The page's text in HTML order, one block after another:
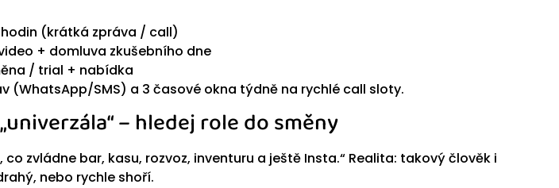
(krátká zpráva / call)
+ domluva zkušebního dne
/ trial + nabídka
(WhatsApp/SMS) a 3 časové okna týdně na rychlé call sloty.
– hledej role do směny
zvládne bar, kasu, rozvoz, inventuru a ještě Insta.“ Realita: takový člověk i
nebo rychle shoří.